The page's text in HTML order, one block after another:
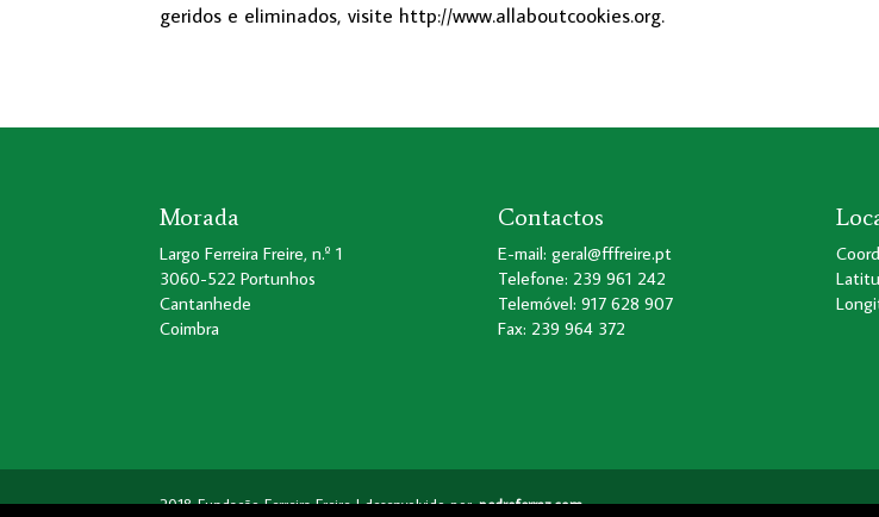
geridos e eliminados, visite http://www.allaboutcookies.org.
Morada
Largo Ferreira Freire, n.º 1
3060-522 Portunhos
Cantanhede
Coimbra
Contactos
E-mail: geral@fffreire.pt
Telefone: 239 961 242
Telemóvel: 917 628 907
Fax: 239 964 372
2018 Fundação Ferreira Freire | desenvolvido por:pedroferraz.com